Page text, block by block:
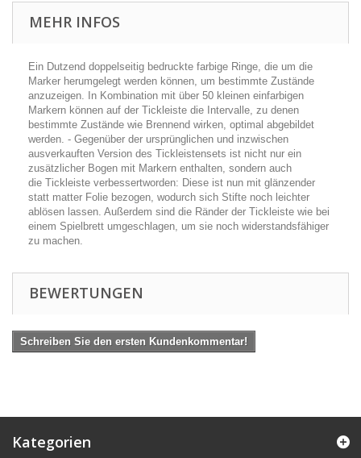
MEHR INFOS
Ein Dutzend doppelseitig bedruckte farbige Ringe, die um die
Marker herumgelegt werden können, um bestimmte Zustände
anzuzeigen. In Kombination mit über 50 kleinen einfarbigen
Markern können auf der Tickleiste die Intervalle, zu denen
bestimmte Zustände wie Brennend wirken, optimal abgebildet
werden. - Gegenüber der ursprünglichen und inzwischen
ausverkauften Version des Tickleistensets ist nicht nur ein
zusätzlicher Bogen mit Markern enthalten, sondern auch
die Tickleiste verbessertworden: Diese ist nun mit glänzender
statt matter Folie bezogen, wodurch sich Stifte noch leichter
ablösen lassen. Außerdem sind die Ränder der Tickleiste wie bei
einem Spielbrett umgeschlagen, um sie noch widerstandsfähiger
zu machen.
BEWERTUNGEN
Schreiben Sie den ersten Kundenkommentar!
Kategorien